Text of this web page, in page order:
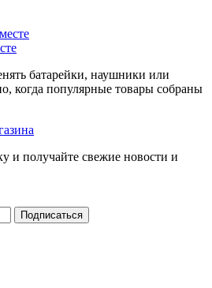
батарейки, наушники или
когда популярные товары собраны
и получайте свежие новости и